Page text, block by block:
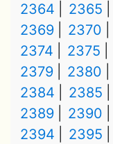
2364
2365
2369
2370
2374
2375
2379
2380
2384
2385
2389
2390
2394
2395